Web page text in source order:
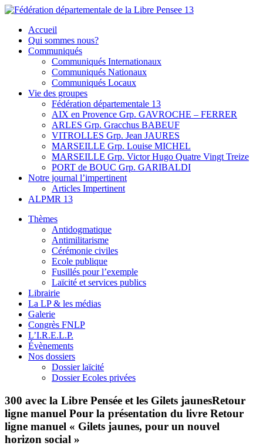
Skip
content
Fédération départementale de la Libre Pensee 13
Membre de la fédération Nationale de la Libre Pensée ni dieu ni
maitre
Accueil
Qui sommes nous?
Communiqués
Communiqués Internationaux
Communiqués Nationaux
Communiqués Locaux
Vie des groupes
Fédération départementale 13
AIX en Provence Grp. GAVROCHE – FERRER
ARLES Grp. Gracchus BABEUF
VITROLLES Grp. Jean JAURES
MARSEILLE Grp. Louise MICHEL
MARSEILLE Grp. Victor Hugo Quatre Vingt Treize
PORT de BOUC Grp. GARIBALDI
Notre journal l’impertinent
Articles Impertinent
ALPMR 13
Thèmes
Antidogmatique
Antimilitarisme
Cérémonie civiles
Ecole publique
Fusillés pour l’exemple
Laïcité et services publics
Librairie
La LP & les médias
Galerie
Congrès FNLP
L’I.R.E.L.P.
Évènements
Nos dossiers
Dossier laïcité
Dossier Ecoles privées
300 avec la Libre Pensée et les Gilets jaunesRetour
ligne manuel Pour la présentation du livre Retour
ligne manuel « Gilets jaunes, pour un nouvel
horizon social »